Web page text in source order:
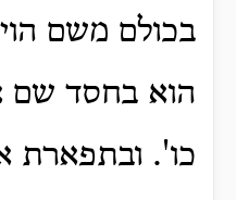
בכולם משם
הוא בחסד שם
כו'. ובתפארת